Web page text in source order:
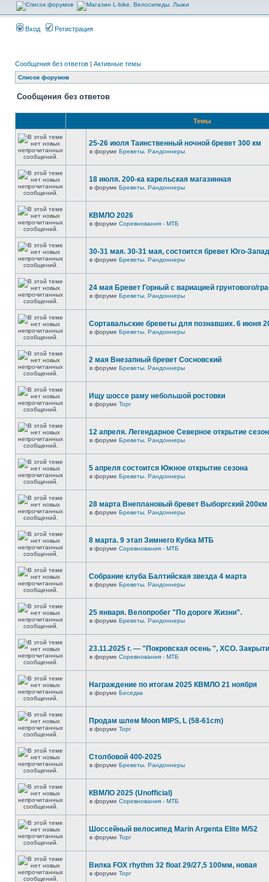
Вход Регистрация
Сообщения без ответов | Активные темы
Список форумов
Сообщения без ответов
Темы
25-26 июля Таинственный ночной бревет 300 км
в форуме Бреветы. Рандоннеры
18 июля. 200-ка карельская магазинная
в форуме Бреветы. Рандоннеры
КВМЛО 2026
в форуме Соревнования - МТБ
30-31 мая. 30-31 мая, состоится бревет Юго-
в форуме Бреветы. Рандоннеры
24 мая Бревет Горный с вариацией грунтового/
в форуме Бреветы. Рандоннеры
Сортавальские бреветы для познавших. 6 июня
в форуме Бреветы. Рандоннеры
2 мая Внезапный бревет Сосновский
в форуме Бреветы. Рандоннеры
Ищу шоссе раму небольшой ростовки
в форуме Торг
12 апреля. Легендарное Северное открытие
в форуме Бреветы. Рандоннеры
5 апреля состоится Южное открытие сезона
в форуме Бреветы. Рандоннеры
28 марта Внеплановый бревет Выборгский 200км
в форуме Бреветы. Рандоннеры
8 марта. 9 этап Зимнего Кубка МТБ
в форуме Соревнования - МТБ
Собрание клуба Балтийская звезда 4 марта
в форуме Бреветы. Рандоннеры
25 января. Велопробег "По дороге Жизни".
в форуме Бреветы. Рандоннеры
23.11.2025 г. — "Покровская осень ", XCO.
в форуме Соревнования - МТБ
Награждение по итогам 2025 КВМЛО 21 ноября
в форуме Беседка
Продам шлем Moon MIPS, L (58-61cm)
в форуме Торг
Столбовой 400-2025
в форуме Бреветы. Рандоннеры
КВМЛО 2025 (Unofficial)
в форуме Соревнования - МТБ
Шоссейный велосипед Marin Argenta Elite M/52
в форуме Торг
Вилка FOX rhythm 32 float 29/27,5 100мм, новая
в форуме Торг